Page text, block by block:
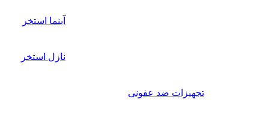
آبنما استخر
نازل استخر
تجهیزات ضد عفونی